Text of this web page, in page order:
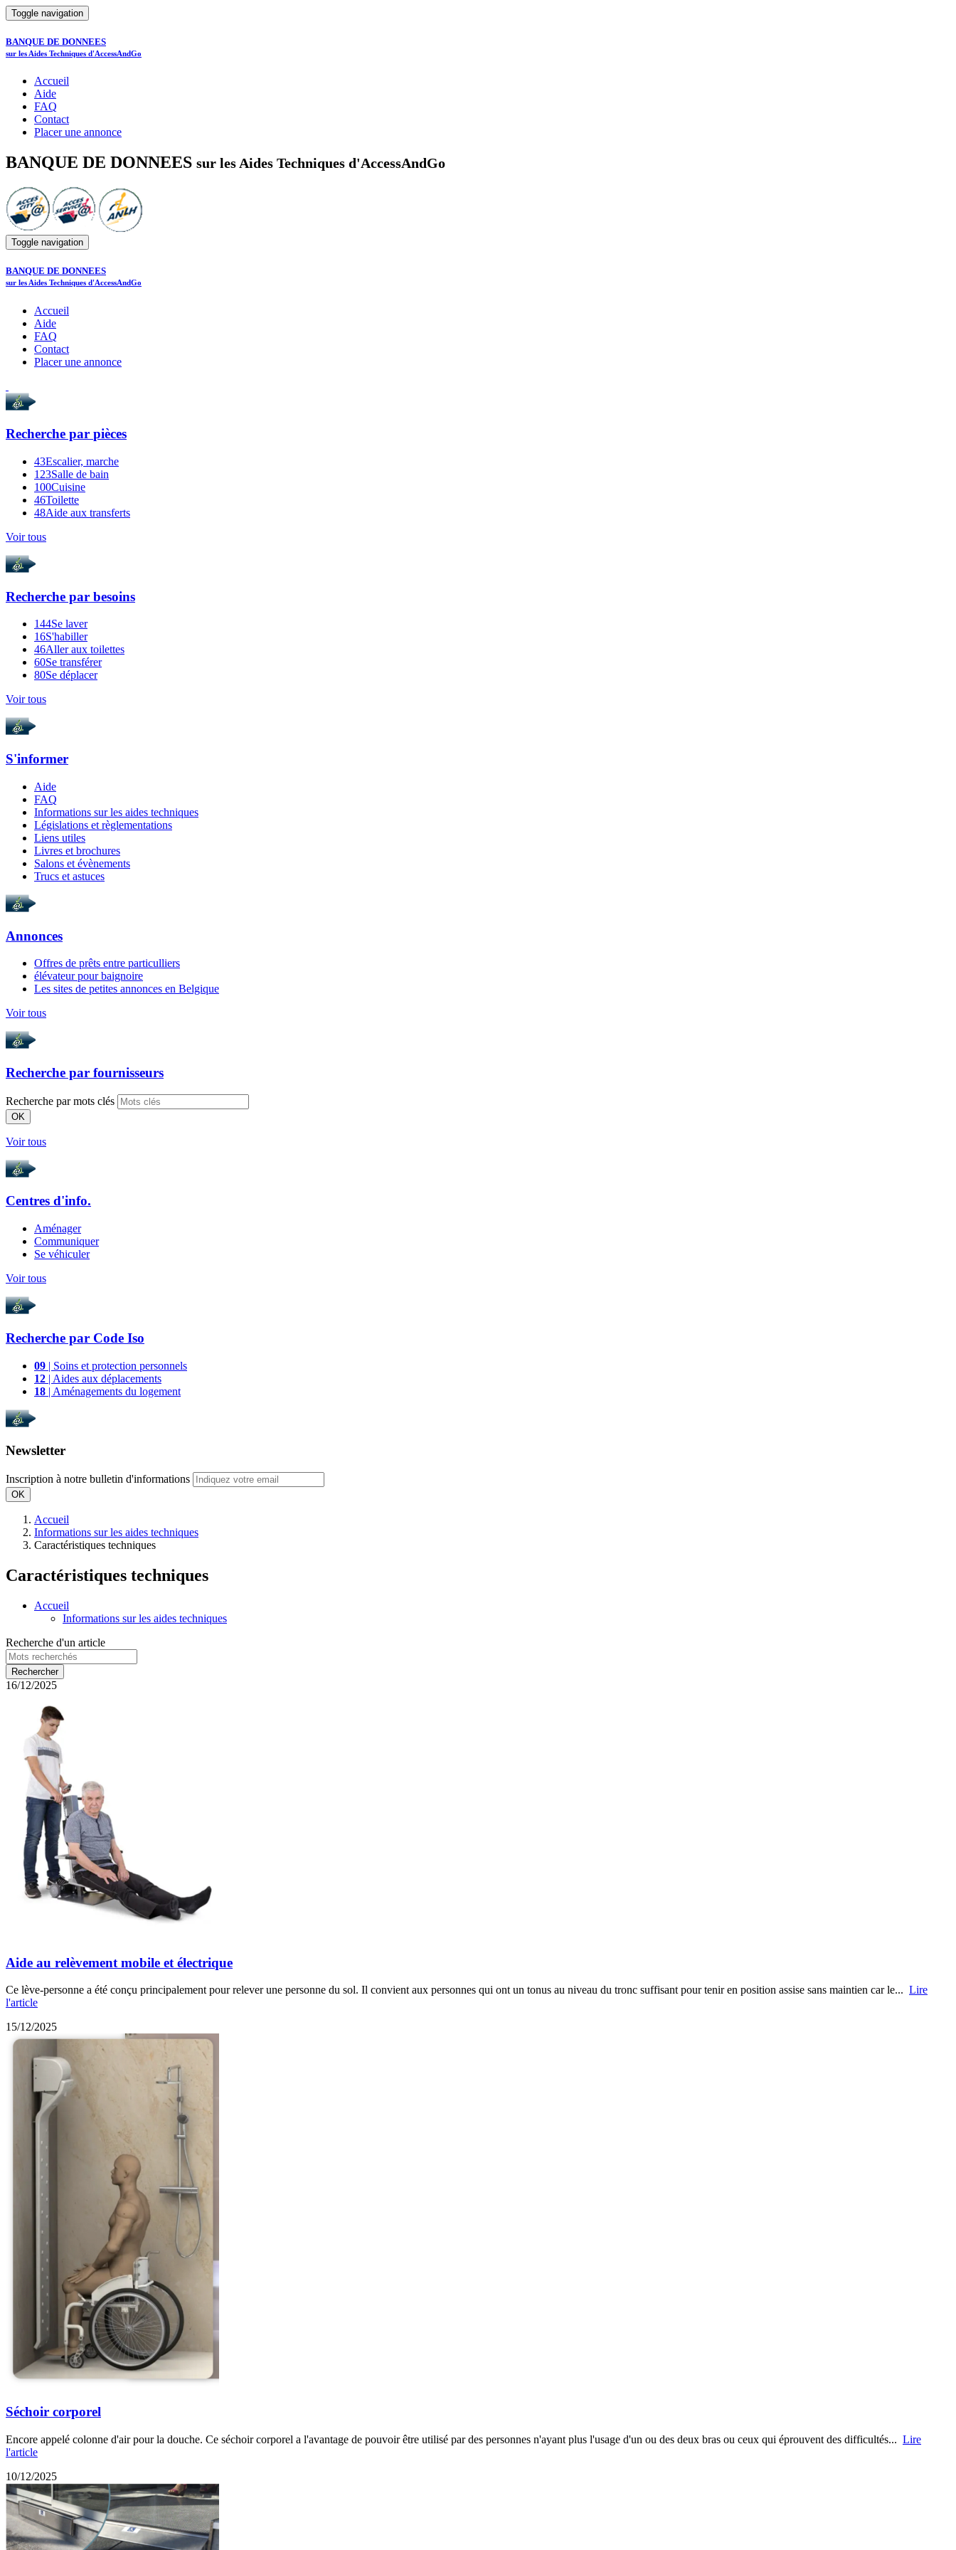
Toggle navigation
BANQUE DE DONNEES
sur les Aides Techniques d'AccessAndGo
Accueil
Aide
FAQ
Contact
Placer une annonce
BANQUE DE DONNEES sur les Aides Techniques d'AccessAndGo
Toggle navigation
BANQUE DE DONNEES
sur les Aides Techniques d'AccessAndGo
Accueil
Aide
FAQ
Contact
Placer une annonce
Recherche par pièces
43Escalier, marche
123Salle de bain
100Cuisine
46Toilette
48Aide aux transferts
Voir tous
Recherche par besoins
144Se laver
16S'habiller
46Aller aux toilettes
60Se transférer
80Se déplacer
Voir tous
S'informer
Aide
FAQ
Informations sur les aides techniques
Législations et règlementations
Liens utiles
Livres et brochures
Salons et évènements
Trucs et astuces
Annonces
Offres de prêts entre particulliers
élévateur pour baignoire
Les sites de petites annonces en Belgique
Voir tous
Recherche par fournisseurs
Recherche par mots clés
OK
Voir tous
Centres d'info.
Aménager
Communiquer
Se véhiculer
Voir tous
Recherche par Code Iso
09 | Soins et protection personnels
12 | Aides aux déplacements
18 | Aménagements du logement
Newsletter
Inscription à notre bulletin d'informations
OK
Accueil
Informations sur les aides techniques
Caractéristiques techniques
Caractéristiques techniques
Accueil
Informations sur les aides techniques
Recherche d'un article
16/12/2025
Aide au relèvement mobile et électrique
Ce lève-personne a été conçu principalement pour relever une personne du sol. Il convient aux personnes qui ont un tonus au niveau du tronc suffisant pour tenir en position assise sans maintien car le... Lire
l'article
15/12/2025
Séchoir corporel
Encore appelé colonne d'air pour la douche. Ce séchoir corporel a l'avantage de pouvoir être utilisé par des personnes n'ayant plus l'usage d'un ou des deux bras ou ceux qui éprouvent des difficultés... Lire
l'article
10/12/2025